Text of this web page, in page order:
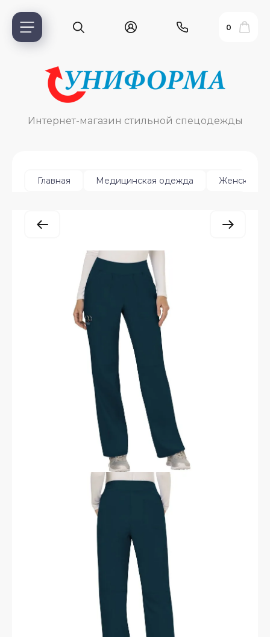
0
Интернет-магазин стильной спецодежды
Главная Медицинская одежда Женская